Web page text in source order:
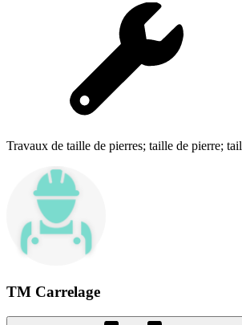
Travaux de taille de pierres; taille de pierre;
TM Carrelage